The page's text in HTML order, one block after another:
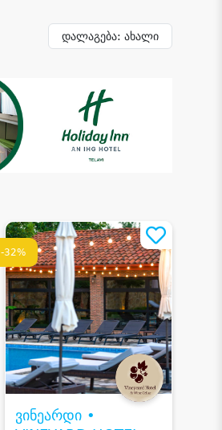
დალაგება: ახალი
-32%
ვინეარდი •